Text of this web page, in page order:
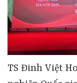
TS Đinh Việt Hoà – Chủ tịch Hiệp hội Khởi nghiệp Quốc gia cho biết: “Diễn đàn Khởi nghiệp Quốc gia – Hà Nội 2025” (The National Entrepreneurship Forum 2025) là sự kiện có ý nghĩa đặc biệt quan